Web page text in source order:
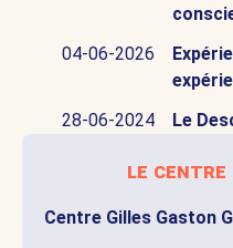
04-06-2026
28-06-2024
Le
le centre
Centre Gilles Gaston